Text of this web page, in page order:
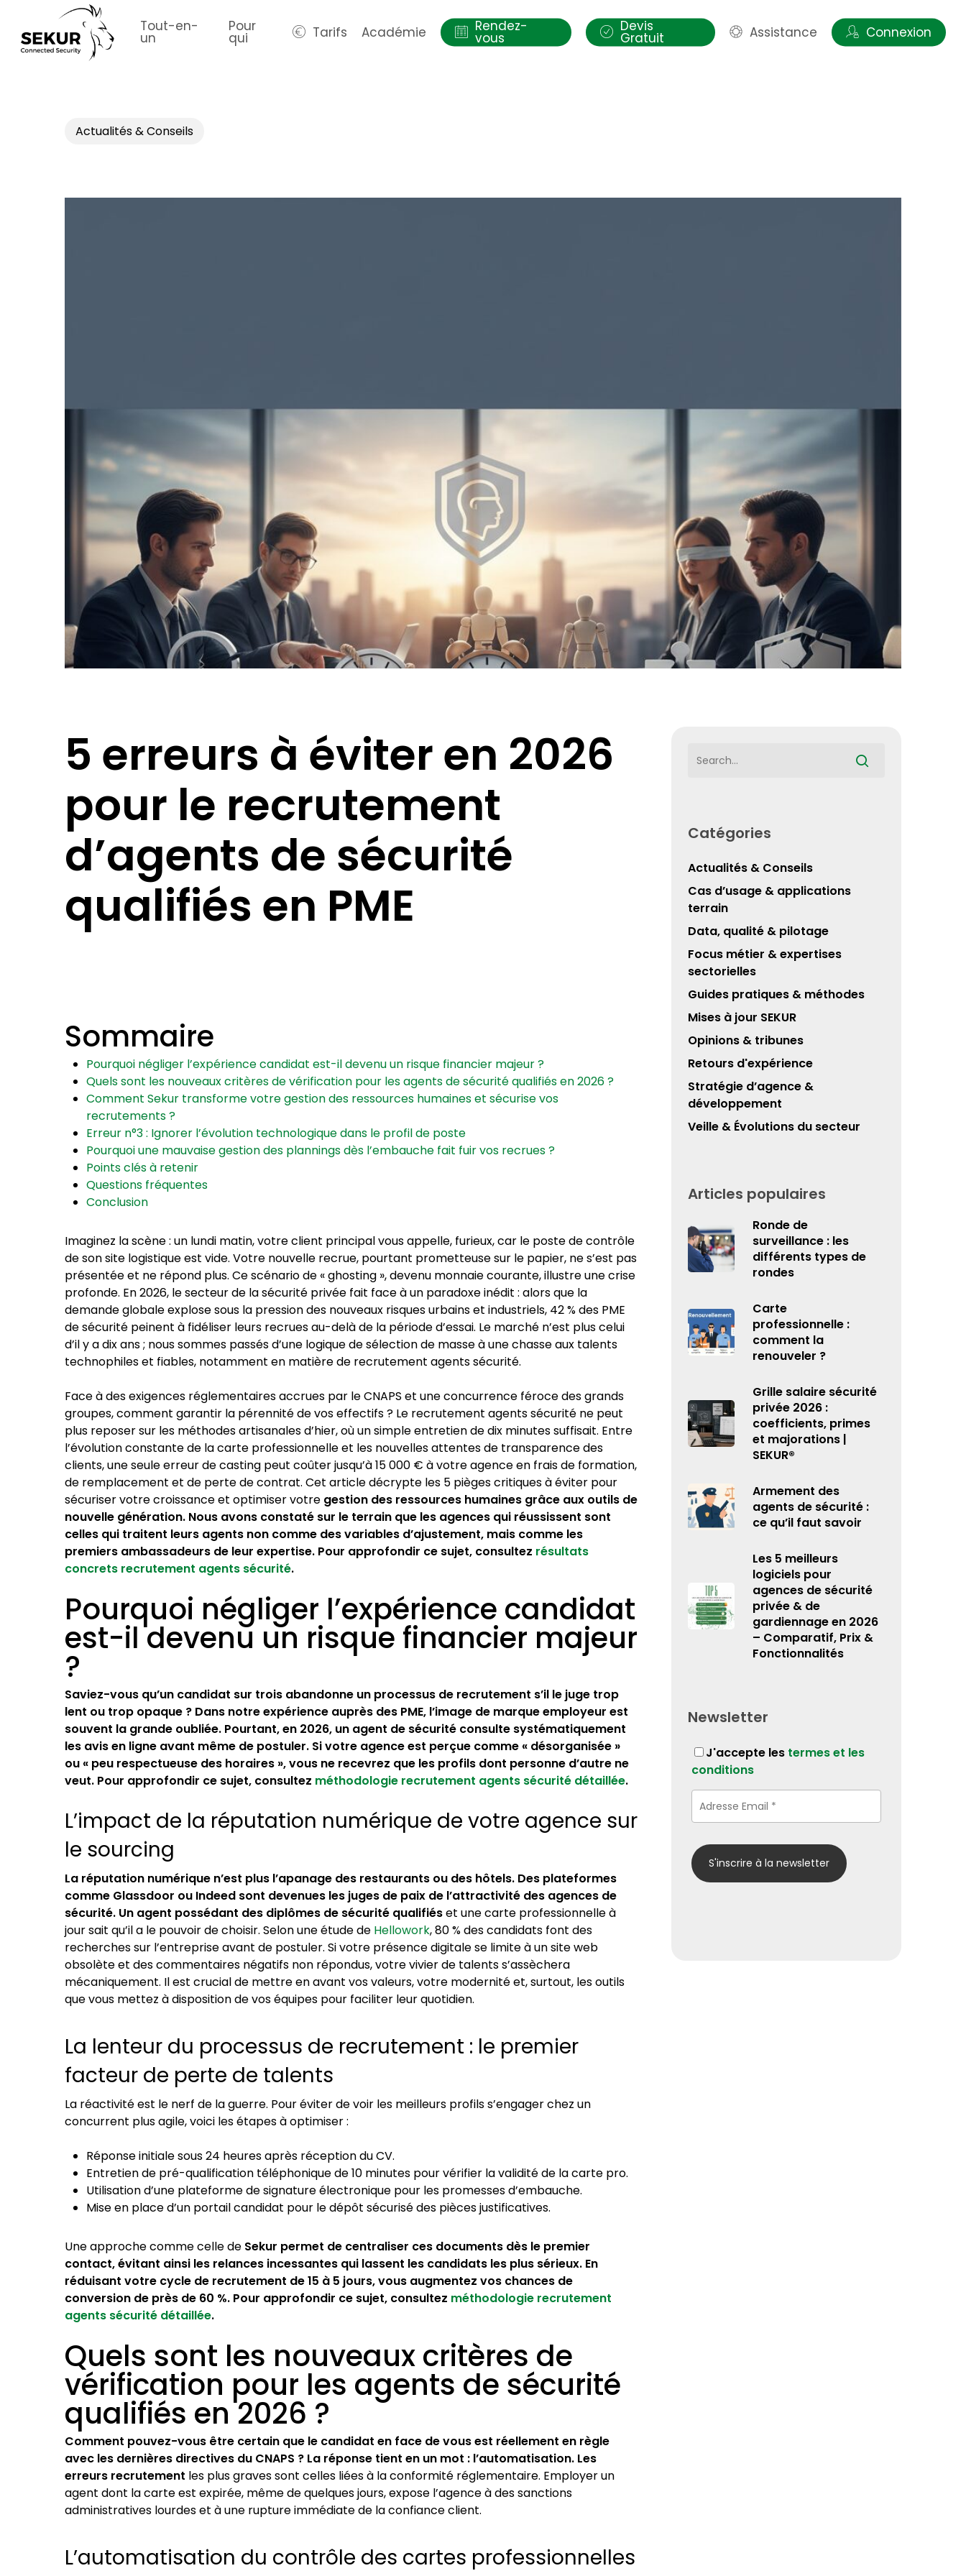
main
Tout-en-
un
Pour
qui Tarifs Académie Rendez-
vous
Devis
Gratuit Assistance Connexion
Actualités & Conseils
5 erreurs à éviter en 2026
pour le recrutement
d’agents de sécurité
qualifiés en PME
Sommaire
Pourquoi négliger l’expérience candidat est-il devenu un risque financier majeur ?
Quels sont les nouveaux critères de vérification pour les agents de sécurité qualifiés en 2026 ?
Comment Sekur transforme votre gestion des ressources humaines et sécurise vos
recrutements ?
Erreur n°3 : Ignorer l’évolution technologique dans le profil de poste
Pourquoi une mauvaise gestion des plannings dès l’embauche fait fuir vos recrues ?
Points clés à retenir
Questions fréquentes
Conclusion
Imaginez la scène : un lundi matin, votre client principal vous appelle, furieux, car le poste de contrôle
de son site logistique est vide. Votre nouvelle recrue, pourtant prometteuse sur le papier, ne s’est pas
présentée et ne répond plus. Ce scénario de « ghosting », devenu monnaie courante, illustre une crise
profonde. En2026, le secteur de la sécurité privée fait face à un paradoxe inédit : alors que la
demande globale explose sous la pression des nouveaux risques urbains et industriels, 42 % des PME
de sécurité peinent à fidéliser leurs recrues au-delà de la période d’essai. Le marché n’est plus celui
d’il y a dix ans ; nous sommes passés d’une logique de sélection de masse à une chasse aux talents
technophiles et fiables, notamment en matière de recrutement agents sécurité.
Face à des exigences réglementaires accrues par le CNAPS et une concurrence féroce des grands
groupes, comment garantir la pérennité de vos effectifs ? Le recrutement agents sécurité ne peut
plus reposer sur les méthodes artisanales d’hier, où un simple entretien de dix minutes suffisait. Entre
l’évolution constante de la carte professionnelle et les nouvelles attentes de transparence des
clients, une seule erreur de casting peut coûter jusqu’à 15 000 € à votre agence en frais de formation,
de remplacement et de perte de contrat. Cet article décrypte les 5 pièges critiques à éviter pour
sécuriser votre croissance et optimiser votre gestion des ressources humaines grâce aux outils de
nouvelle génération. Nous avons constaté sur le terrain que les agences qui réussissent sont
celles qui traitent leurs agents non comme des variables d’ajustement, mais comme les
premiers ambassadeurs de leur expertise. Pour approfondir ce sujet, consultez résultats
concrets recrutement agents sécurité.
Pourquoi négliger l’expérience candidat
est-il devenu un risque financier majeur
?
Saviez-vous qu’un candidat sur trois abandonne un processus de recrutement s’il le juge trop
lent ou trop opaque ? Dans notre expérience auprès des PME, l’image de marque employeur est
souvent la grande oubliée. Pourtant, en 2026, un agent de sécurité consulte systématiquement
les avis en ligne avant même de postuler. Si votre agence est perçue comme « désorganisée »
ou « peu respectueuse des horaires », vous ne recevrez que les profils dont personne d’autre ne
veut. Pour approfondir ce sujet, consultez méthodologie recrutement agents sécurité détaillée.
L’impact de la réputation numérique de votre agence sur
le sourcing
La réputation numérique n’est plus l’apanage des restaurants ou des hôtels. Des plateformes
comme Glassdoor ou Indeed sont devenues les juges de paix de l’attractivité des agences de
sécurité. Un agent possédant des diplômes de sécurité qualifiéset une carte professionnelle à
jour sait qu’il a le pouvoir de choisir. Selon une étude de Hellowork, 80 % des candidats font des
recherches sur l’entreprise avant de postuler. Si votre présence digitale se limite à un site web
obsolète et des commentaires négatifs non répondus, votre vivier de talents s’assèchera
mécaniquement. Il est crucial de mettre en avant vos valeurs, votre modernité et, surtout, les outils
que vous mettez à disposition de vos équipes pour faciliter leur quotidien.
La lenteur du processus de recrutement : le premier
facteur de perte de talents
La réactivité est le nerf de la guerre. Pour éviter de voir les meilleurs profils s’engager chez un
concurrent plus agile, voici les étapes à optimiser :
Réponse initiale sous 24 heures après réception du CV.
Entretien de pré-qualification téléphonique de 10 minutes pour vérifier la validité de la carte pro.
Utilisation d’une plateforme de signature électronique pour les promesses d’embauche.
Mise en place d’un portail candidat pour le dépôt sécurisé des pièces justificatives.
Une approche comme celle de Sekur permet de centraliser ces documents dès le premier
contact, évitant ainsi les relances incessantes qui lassent les candidats les plus sérieux. En
réduisant votre cycle de recrutement de 15 à 5 jours, vous augmentez vos chances de
conversion de près de 60 %. Pour approfondir ce sujet, consultez méthodologie recrutement
agents sécurité détaillée.
Quels sont les nouveaux critères de
vérification pour les agents de sécurité
qualifiés en 2026 ?
Comment pouvez-vous être certain que le candidat en face de vous est réellement en règle
avec les dernières directives du CNAPS ? La réponse tient en un mot : l’automatisation. Les
erreurs recrutement les plus graves sont celles liées à la conformité réglementaire. Employer un
agent dont la carte est expirée, même de quelques jours, expose l’agence à des sanctions
administratives lourdes et à une rupture immédiate de la confiance client.
L’automatisation du contrôle des cartes professionnelles
Catégories
Actualités & Conseils
Cas d’usage & applications
terrain
Data, qualité & pilotage
Focus métier & expertises
sectorielles
Guides pratiques & méthodes
Mises à jour SEKUR
Opinions & tribunes
Retours d'expérience
Stratégie d’agence &
développement
Veille & Évolutions du secteur
Articles populaires
Ronde de
surveillance : les
différents types de
rondes
Carte
professionnelle :
comment la
renouveler ?
Grille salaire sécurité
privée 2026 :
coefficients, primes
et majorations |
SEKUR®
Armement des
agents de sécurité :
ce qu’il faut savoir
Les 5 meilleurs
logiciels pour
agences de sécurité
privée & de
gardiennage en 2026
– Comparatif, Prix &
Fonctionnalités
Newsletter
J'accepte les termes et les
conditions